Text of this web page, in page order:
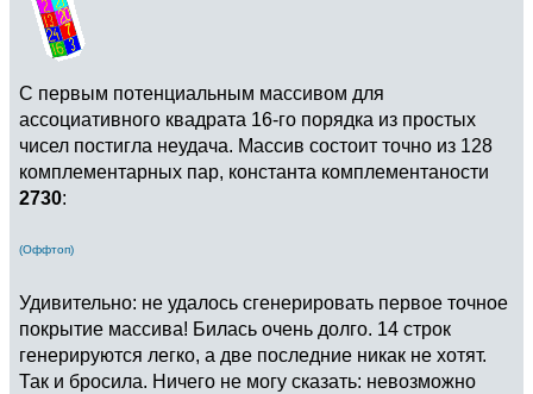
С первым потенциальным массивом для
ассоциативного квадрата 16-го порядка из простых
чисел постигла неудача. Массив состоит точно из 128
комплементарных пар, константа комплементаности
2730:
(Оффтоп)
Удивительно: не удалось сгенерировать первое точное
покрытие массива! Билась очень долго. 14 строк
генерируются легко, а две последние никак не хотят.
Так и бросила. Ничего не могу сказать: невозможно